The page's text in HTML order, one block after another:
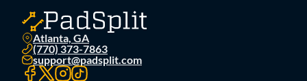
Atlanta, GA
(770) 373-7863
support@padsplit.com